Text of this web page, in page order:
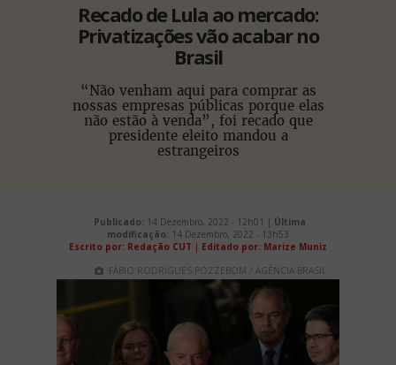
Recado de Lula ao mercado:
Privatizações vão acabar no
Brasil
“Não venham aqui para comprar as
nossas empresas públicas porque elas
não estão à venda”, foi recado que
presidente eleito mandou a
estrangeiros
Publicado: 14 Dezembro, 2022 - 12h01 | Última
modificação: 14 Dezembro, 2022 - 13h53
Escrito por: Redação CUT | Editado por: Marize Muniz
FÁBIO RODRIGUES POZZEBOM / AGÊNCIA BRASIL